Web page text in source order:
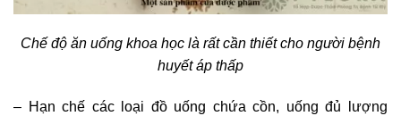
Chế độ ăn uống khoa học là rất cần thiết cho người bệnh
huyết áp thấp
– Hạn chế các loại đồ uống chứa cồn, uống đủ lượng